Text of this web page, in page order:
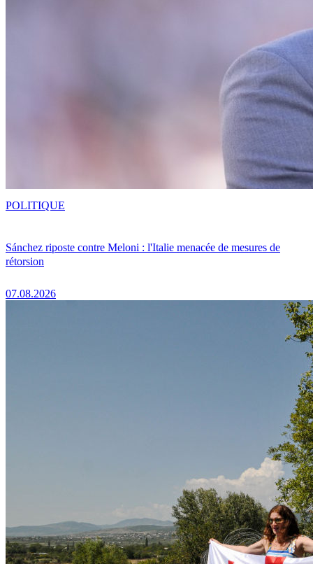
Sánchez riposte contre Meloni : l'Italie menacée de mesures de
rétorsion
07.08.2026
POLITIQUE